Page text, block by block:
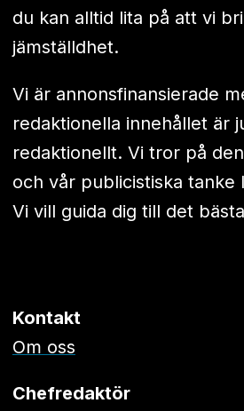
du kan alltid lita på att vi
jämställdhet.
Vi är annonsfinansierade
redaktionella innehållet är
redaktionellt. Vi tror på
och vår publicistiska tanke
Vi vill guida dig till det
Kontakt
Om oss
Chefredaktör